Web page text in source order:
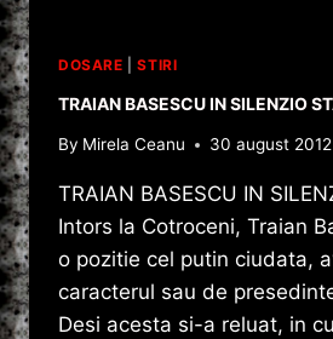
DOSARE |STIRI
TRAIAN BASESCU IN SILENZIO
By Mirela Ceanu 30 august 2012
TRAIAN BASESCU IN
Intors la Cotroceni, Traian
o pozitie cel putin ciudata,
caracterul sau de
Desi acesta si-a reluat, in